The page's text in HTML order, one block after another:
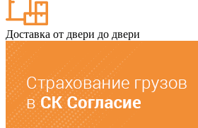
Доставка от двери до двери